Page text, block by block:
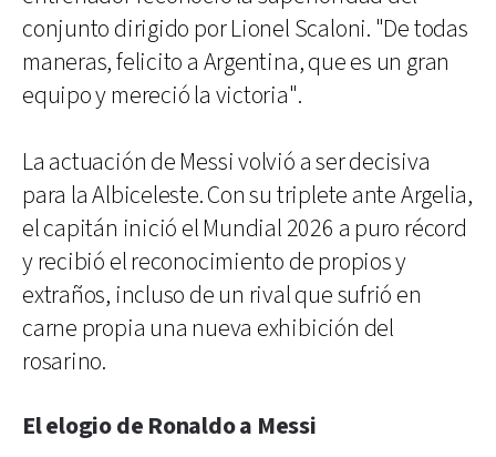
conjunto dirigido por Lionel Scaloni. "De todas
maneras, felicito a Argentina, que es un gran
equipo y mereció la victoria".
La actuación de Messi volvió a ser decisiva
para la Albiceleste. Con su triplete ante Argelia,
el capitán inició el Mundial 2026 a puro récord
y recibió el reconocimiento de propios y
extraños, incluso de un rival que sufrió en
carne propia una nueva exhibición del
rosarino.
El elogio de Ronaldo a Messi